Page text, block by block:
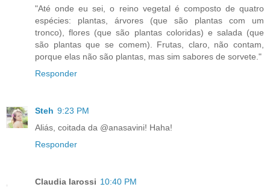
"Até onde eu sei, o reino vegetal é composto de quatro
espécies: plantas, árvores (que são plantas com um
tronco), flores (que são plantas coloridas) e salada (que
são plantas que se comem). Frutas, claro, não contam,
porque elas não são plantas, mas sim sabores de sorvete."
Responder
Steh 9:23 PM
Aliás, coitada da @anasavini! Haha!
Responder
Claudia Iarossi 10:40 PM